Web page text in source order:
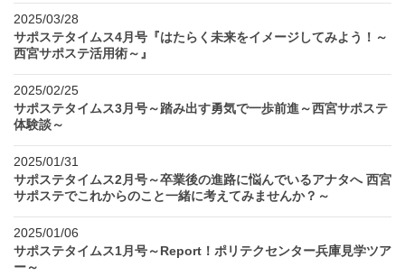
2025/03/28
サポステタイムス4月号『はたらく未来をイメージしてみよう！～
西宮サポステ活用術～』
2025/02/25
サポステタイムス3月号～踏み出す勇気で一歩前進～西宮サポステ
体験談～
2025/01/31
サポステタイムス2月号～卒業後の進路に悩んでいるアナタへ 西宮
サポステでこれからのこと一緒に考えてみませんか？～
2025/01/06
サポステタイムス1月号～Report！ポリテクセンター兵庫見学ツア
ー～